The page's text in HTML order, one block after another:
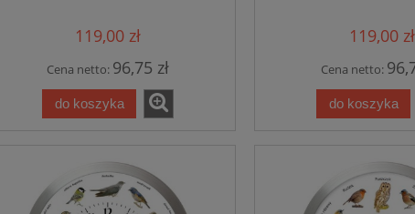
119,00 zł
Cena netto: 96,75 zł
do koszyka
119,00 zł
Cena netto:
do koszyka